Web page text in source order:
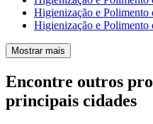
Higienização e Polimento
Higienização e Polimento
Mostrar mais
Encontre outros
principais cidades